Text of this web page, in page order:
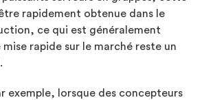
rapidement obtenue dans le
ce qui est généralement
rapide sur le marché reste un
exemple, lorsque des concepteurs